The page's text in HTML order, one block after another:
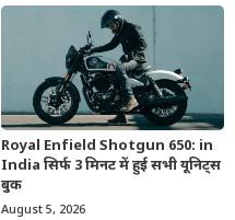
Royal Enfield Shotgun 650: in
India सिर्फ 3 मिनट में हुई सभी यूनिट्स
बुक
August 5, 2026